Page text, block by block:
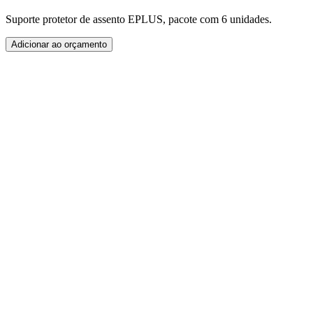
Suporte protetor de assento EPLUS, pacote com 6 unidades.
Adicionar ao orçamento